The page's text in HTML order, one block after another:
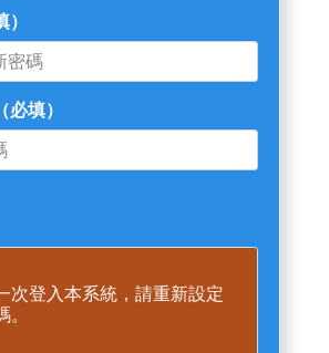
）
（必填）
次登入本系統，請重新設定
。